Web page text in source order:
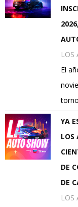
LOS
El
YA
LOS
DE
DE
LOS